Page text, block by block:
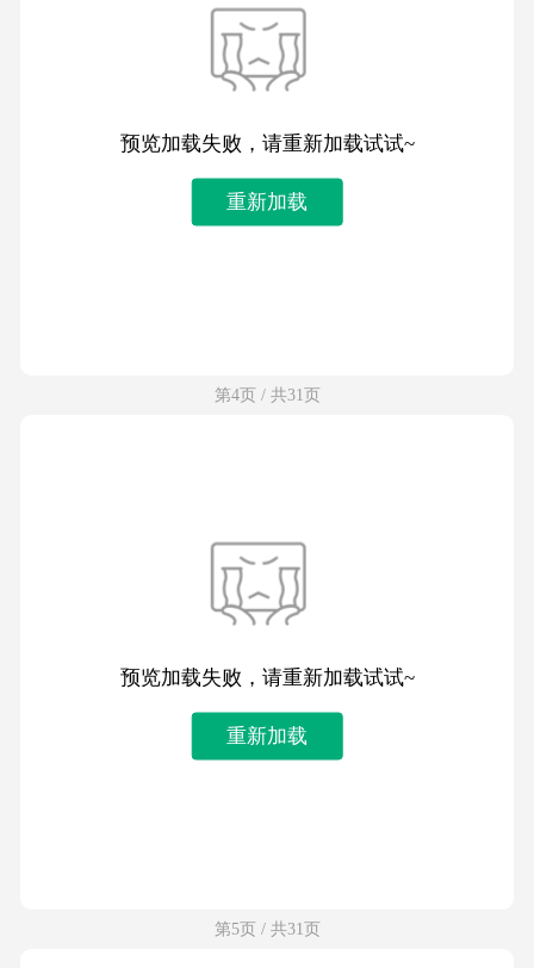
预览加载失败，请重新加载试试~
重新加载
第4页 / 共31页
预览加载失败，请重新加载试试~
重新加载
第5页 / 共31页